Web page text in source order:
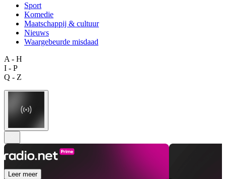
Sport
Komedie
Maatschappij & cultuur
Nieuws
Waargebeurde misdaad
A - H
I - P
Q - Z
Leer meer